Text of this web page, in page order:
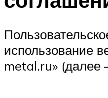
использование
metal.ru» (далее